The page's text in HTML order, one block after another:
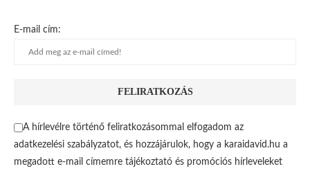
E-mail cím:
A hírlevélre történő feliratkozásommal elfogadom az
adatkezelési szabályzatot, és hozzájárulok, hogy a karaidavid.hu a
megadott e-mail címemre tájékoztató és promóciós hírleveleket